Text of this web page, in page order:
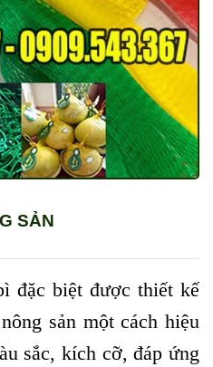
SẢN
đặc biệt được thiết kế
sản một cách hiệu
sắc, kích cỡ, đáp ứng